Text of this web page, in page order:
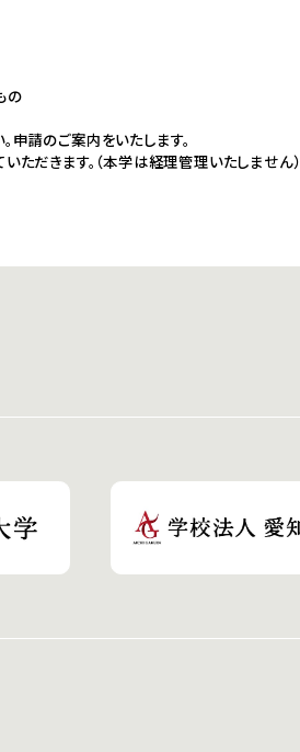
の
請のご案内をいたします。
だきます。（本学は経理管理いたしません）